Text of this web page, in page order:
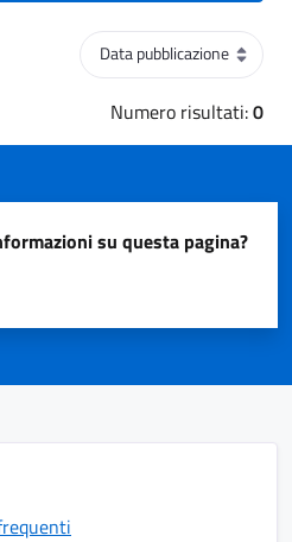
Ordinamento
Numero risultati:0
su questa pagina?